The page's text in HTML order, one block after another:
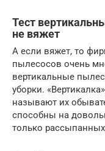
Тест
не вяжет
А если вяжет, то
пылесосов очень
вертикальные
уборки.
называют их
способны на
только